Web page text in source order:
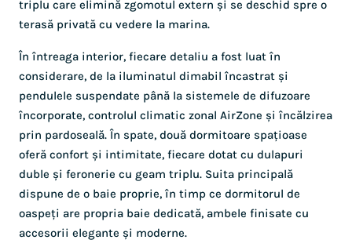
triplu care elimină zgomotul extern și se deschid spre o
terasă privată cu vedere la marina.
În întreaga interior, fiecare detaliu a fost luat în
considerare, de la iluminatul dimabil încastrat și
pendulele suspendate până la sistemele de difuzoare
încorporate, controlul climatic zonal AirZone și încălzirea
prin pardoseală. În spate, două dormitoare spațioase
oferă confort și intimitate, fiecare dotat cu dulapuri
duble și feronerie cu geam triplu. Suita principală
dispune de o baie proprie, în timp ce dormitorul de
oaspeți are propria baie dedicată, ambele finisate cu
accesorii elegante și moderne.